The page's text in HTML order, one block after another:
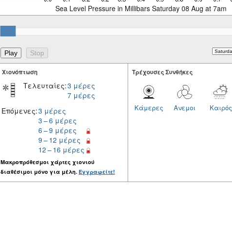
Sea Level Pressure in Millibars Saturday 08 Aug at 7am
Χιονόπτωση
Τελευταίες:3 μέρες
7 μέρες
Επόμενες:3 μέρες
3 – 6 μέρες
6 – 9 μέρες
9 – 12 μέρες
12 – 16 μέρες
Μακροπρόθεσμοι χάρτες χιονιού
διαθέσιμοι μόνο για μέλη. Εγγραφείτε!
Tρέχουσες Συνθήκες
Καιρός
Ανεμοι
Κάμερες